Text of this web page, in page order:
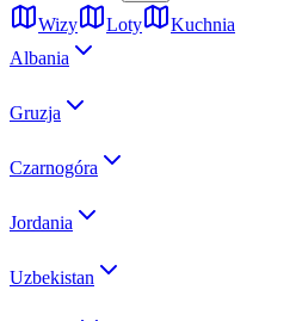
Wizy
Loty
Kuchnia
Albania
Gruzja
Czarnogóra
Jordania
Uzbekistan